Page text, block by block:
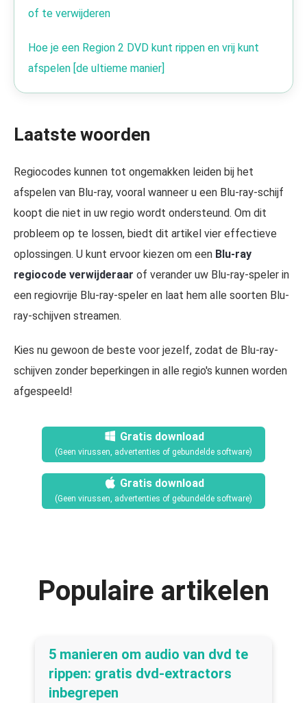
of te verwijderen
Hoe je een Region 2 DVD kunt rippen en vrij kunt
afspelen [de ultieme manier]
Laatste woorden
Regiocodes kunnen tot ongemakken leiden bij het
afspelen van Blu-ray, vooral wanneer u een Blu-ray-schijf
koopt die niet in uw regio wordt ondersteund. Om dit
probleem op te lossen, biedt dit artikel vier effectieve
oplossingen. U kunt ervoor kiezen om een Blu-ray
regiocode verwijderaar of verander uw Blu-ray-speler in
een regiovrije Blu-ray-speler en laat hem alle soorten Blu-
ray-schijven streamen.
Kies nu gewoon de beste voor jezelf, zodat de Blu-ray-
schijven zonder beperkingen in alle regio's kunnen worden
afgespeeld!
Gratis download
(Geen virussen, advertenties of gebundelde software)
Gratis download
(Geen virussen, advertenties of gebundelde software)
Populaire artikelen
5 manieren om audio van dvd te
rippen: gratis dvd-extractors
inbegrepen